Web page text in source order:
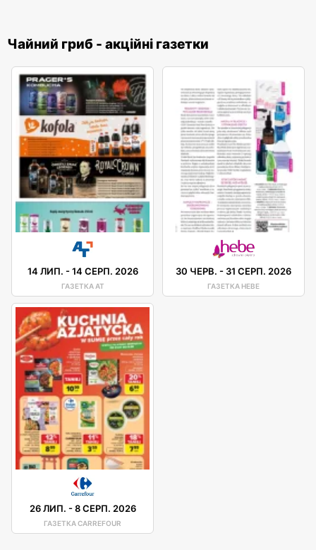
Чайний гриб - акційні газетки
14 ЛИП. -14 СЕРП. 2026
ГАЗЕТКА AT
30 ЧЕРВ. - 31 СЕРП. 2026
ГАЗЕТКА HEBE
26 ЛИП. -8 СЕРП. 2026
ГАЗЕТКА CARREFOUR